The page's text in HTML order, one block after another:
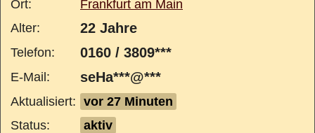
Ort:
Frankfurt am Main
Alter:
22 Jahre
Telefon: 0160 / 3809***
E-Mail: seHa***@***
Aktualisiert: vor 27 Minuten
Status:
aktiv